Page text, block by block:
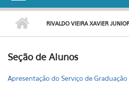
RIVALDO VIEIRA XAVIER
Seção de Alunos
Apresentação do Serviço de Graduação